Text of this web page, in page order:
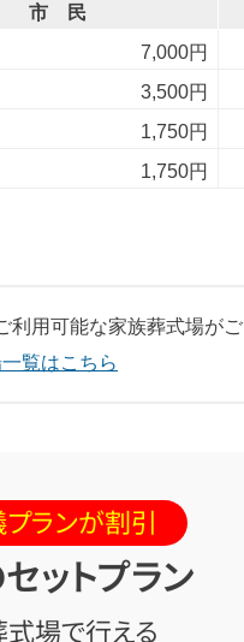
市 民
7,000円
3,500円
1,750円
1,750円
用可能な家族葬式場がご
覧はこちら
ランが割引
ットプラン
場で行える